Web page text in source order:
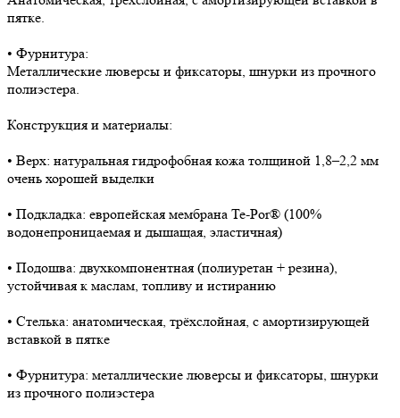
пятке.
• Фурнитура:
Металлические люверсы и фиксаторы, шнурки из прочного
полиэстера.
Конструкция и материалы:
• Верх: натуральная гидрофобная кожа толщиной 1,8–2,2 мм
очень хорошей выделки
• Подкладка: европейская мембрана Te-Por® (100%
водонепроницаемая и дышащая, эластичная)
• Подошва: двухкомпонентная (полиуретан + резина),
устойчивая к маслам, топливу и истиранию
• Стелька: анатомическая, трёхслойная, с амортизирующей
вставкой в пятке
• Фурнитура: металлические люверсы и фиксаторы, шнурки
из прочного полиэстера